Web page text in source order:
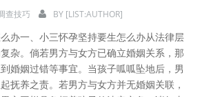
查技巧 BY [LIST:AUTHOR]
办一、小三怀孕坚持要生怎么办从法律层
杂。倘若男方与女方已确立婚姻关系，那
婚姻过错等事宜。当孩子呱呱坠地后，男
抚养之责。若男方与女方并无婚姻关联，